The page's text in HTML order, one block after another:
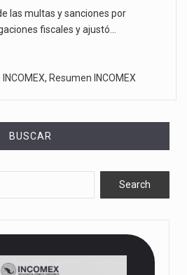
las multas y sanciones por
fiscales y ajustó…
, Resumen INCOMEX
BUSCAR